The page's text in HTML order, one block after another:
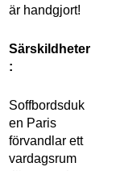
är handgjort!
Särskildheter
:
Soffbordsduk
en Paris
förvandlar ett
vardagsrum